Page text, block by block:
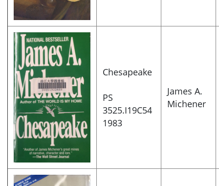
Chesapeake
PS
3525.I19C54
1983
James A.
Michener